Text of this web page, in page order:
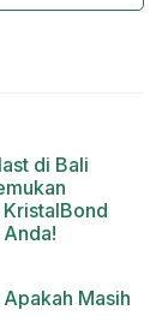
di Bali
Masih